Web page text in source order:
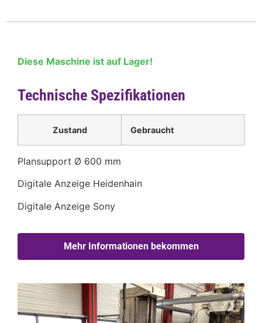
Diese Maschine ist auf Lager!
Technische Spezifikationen
Zustand Gebraucht
Plansupport Ø 600 mm
Digitale Anzeige Heidenhain
Digitale Anzeige Sony
Mehr Informationen bekommen